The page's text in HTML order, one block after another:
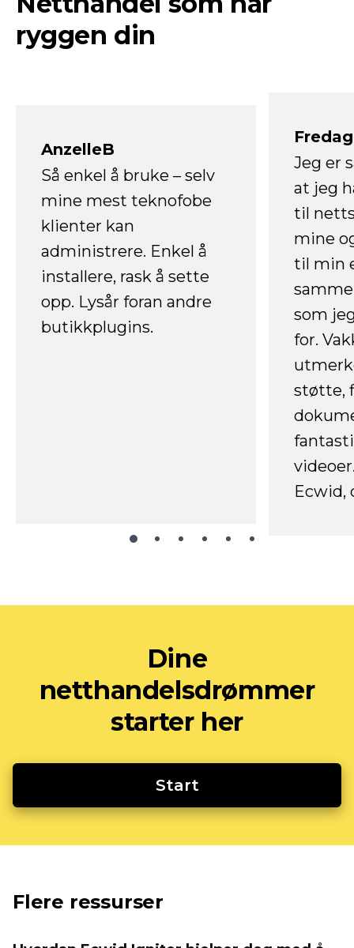
ryggen din
AnzelleB
Så enkel å bruke – selv
mine mest teknofobe
klienter kan
administrere. Enkel å
installere, rask å sette
opp. Lysår foran andre
butikkplugins.
Jeg er
at jeg
til
mine
til min
som
for.
støtte,
Ecwid,
Dine
netthandelsdrømmer
starter her
Start
Flere ressurser